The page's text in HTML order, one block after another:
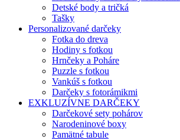
Detské body a tričká
Tašky
Personalizované darčeky
Fotka do dreva
Hodiny s fotkou
Hrnčeky a Poháre
Puzzle s fotkou
Vankúš s fotkou
Darčeky s fotorámikmi
EXKLUZÍVNE DARČEKY
Darčekové sety pohárov
Narodeninové boxy
Pamätné tabule